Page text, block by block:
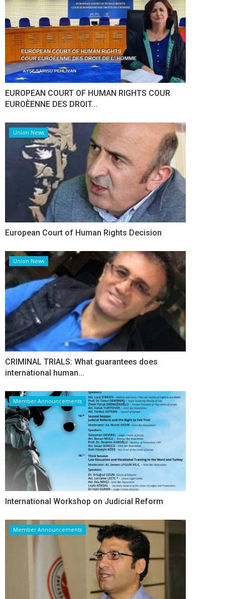
EUROPEAN COURT OF HUMAN RIGHTS COUR
EUROÈENNE DES DROIT...
Union News
European Court of Human Rights Decision
Union News
CRIMINAL TRIALS: What guarantees does
international human...
Member Announcements
International Workshop on Judicial Reform
Member Announcements